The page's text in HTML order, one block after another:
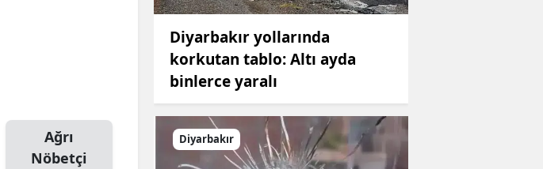
Ağrı
Nöbetçi
Diyarbakır yollarında
korkutan tablo: Altı ayda
binlerce yaralı
Diyarbakır